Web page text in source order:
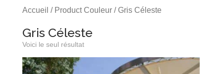
Accueil / Product Couleur / Gris Céleste
Gris Céleste
Voici le seul résultat